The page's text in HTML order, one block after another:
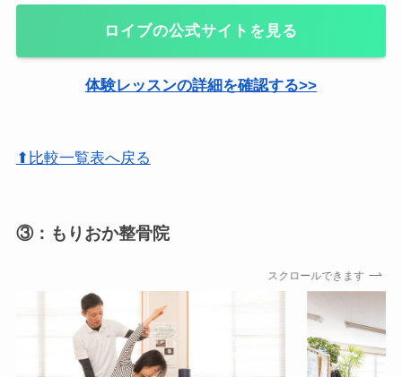
ロイブの公式サイトを見る
体験レッスンの詳細を確認する>>
⬆比較一覧表へ戻る
③：もりおか整骨院
スクロールできます